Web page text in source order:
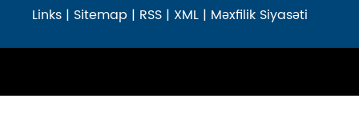
Links | Sitemap | RSS | XML | Məxfilik Siyasəti